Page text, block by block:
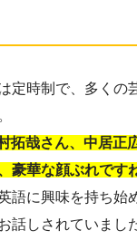
定時制で、多くの
拓哉さん、中居正
豪華な顔ぶれです
語に興味を持ち始
話しされていまし